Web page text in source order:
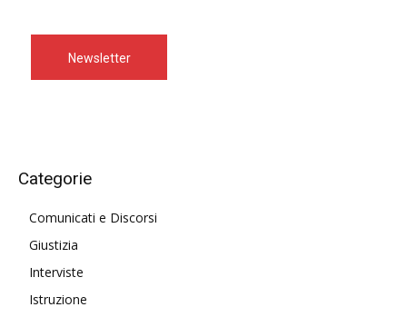
Newsletter
Categorie
Comunicati e Discorsi
Giustizia
Interviste
Istruzione